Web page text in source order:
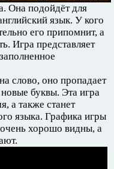
Она подойдёт для
язык. У кого
его припомнит, а
Игра представляет
слово, оно пропадает
буквы. Эта игра
а также станет
языка. Графика игры
очень хорошо видны, а